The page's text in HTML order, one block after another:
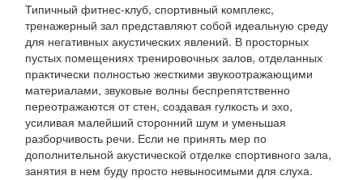
Типичный фитнес-клуб, спортивный комплекс,
тренажерный зал представляют собой идеальную среду
для негативных акустических явлений. В просторных
пустых помещениях тренировочных залов, отделанных
практически полностью жесткими звукоотражающими
материалами, звуковые волны беспрепятственно
переотражаются от стен, создавая гулкость и эхо,
усиливая малейший сторонний шум и уменьшая
разборчивость речи. Если не принять мер по
дополнительной акустической отделке спортивного зала,
занятия в нем буду просто невыносимыми для слуха.